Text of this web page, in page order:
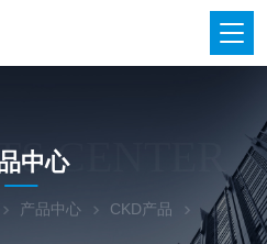
CENTER
中心
产品中心 CKD产品